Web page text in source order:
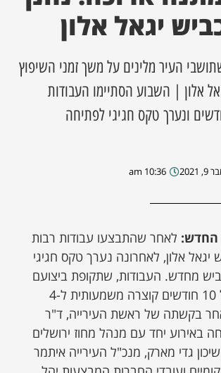
יגאל אלון
העיר מלינים על משך זמני השיפוץ
אלון | השבוע הסתיימו העבודות
אחרי 4 חודשים ונערך טקס חגיגי לפתיחה
10:36 am
החדש: לאחר שהתבצעו עבודות רבות
יגאל אלון, לאחרונה נערך טקס חגיגי
מחדש. העבודות, שתקופת ביצועם
עמדה על זמן של 10 חודשים קוצרה משמעותית ל-4
בקשתה של ראשת העירייה, ד"ר
באירוע יחד עם מנהל מחוז ירושלים
גדי מארק, מנכ"ל העירייה איתמר